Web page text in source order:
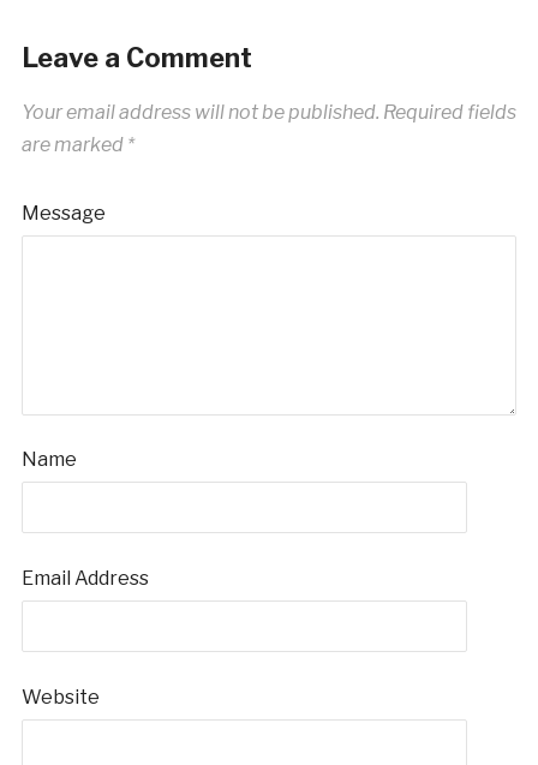
Leave a Comment
Your email address will not be published. Required fields
are marked *
Message
Name
Email Address
Website